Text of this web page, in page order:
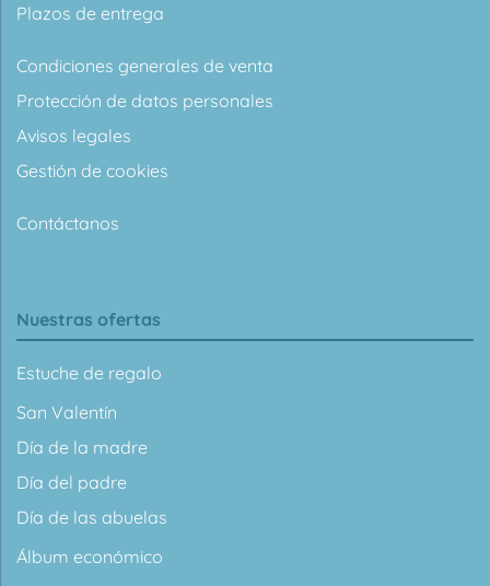
Plazos de entrega
Condiciones generales de venta
Protección de datos personales
Avisos legales
Gestión de cookies
Contáctanos
Nuestras ofertas
Estuche de regalo
San Valentín
Día de la madre
Día del padre
Día de las abuelas
Álbum económico